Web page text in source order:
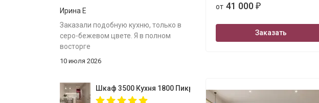
от 41 000 ₽
Заказать
Ирина Е
Заказали подобную кухню, только в
серо-бежевом цвете. Я в полном
восторге
10 июля 2026
Шкаф 3500 Кухня 1800 Пикрит